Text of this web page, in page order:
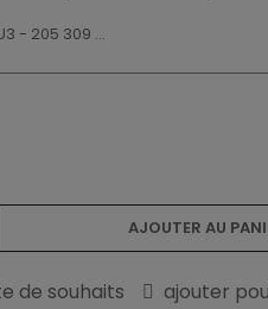
- 205 309 ...
AJOUTER AU
de souhaits ajouter